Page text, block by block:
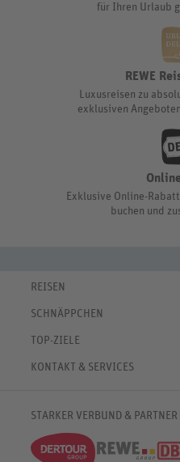
für Ihren Urlaub
REWE
Luxusreisen zu
exklusiven
Exklusive Online-
buchen und
REISEN
Eigene Anreise
Städtereisen
Kreuzfahrten
SCHNÄPPCHEN
Online-Deals
Reisemagazin
% Satte Rabatte
TOP-ZIELE
✈ Urlaub in Spanien
✈Urlaub in Griechenland
KONTAKT & SERVICES
Kontaktformular
♥ Merkliste
Newsletter
STARKER VERBUND & PARTNER